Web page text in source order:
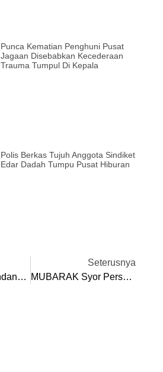
Punca Kematian Penghuni Pusat
Jagaan Disebabkan Kecederaan
Trauma Tumpul Di Kepala
Polis Berkas Tujuh Anggota Sindiket
Edar Dadah Tumpu Pusat Hiburan
Konsert Amal Gendang Pati@UPSI Sumbangan Sosial M. Nasir
Seterusnya
MUBARAK Syor Persempadanan Semula Kawasan Parlimen